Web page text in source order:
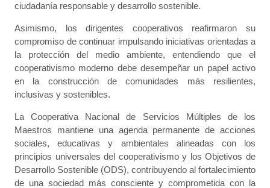
ciudadanía responsable y desarrollo sostenible.
Asimismo, los dirigentes cooperativos reafirmaron su
compromiso de continuar impulsando iniciativas orientadas a
la protección del medio ambiente, entendiendo que el
cooperativismo moderno debe desempeñar un papel activo
en la construcción de comunidades más resilientes,
inclusivas y sostenibles.
La Cooperativa Nacional de Servicios Múltiples de los
Maestros mantiene una agenda permanente de acciones
sociales, educativas y ambientales alineadas con los
principios universales del cooperativismo y los Objetivos de
Desarrollo Sostenible (ODS), contribuyendo al fortalecimiento
de una sociedad más consciente y comprometida con la